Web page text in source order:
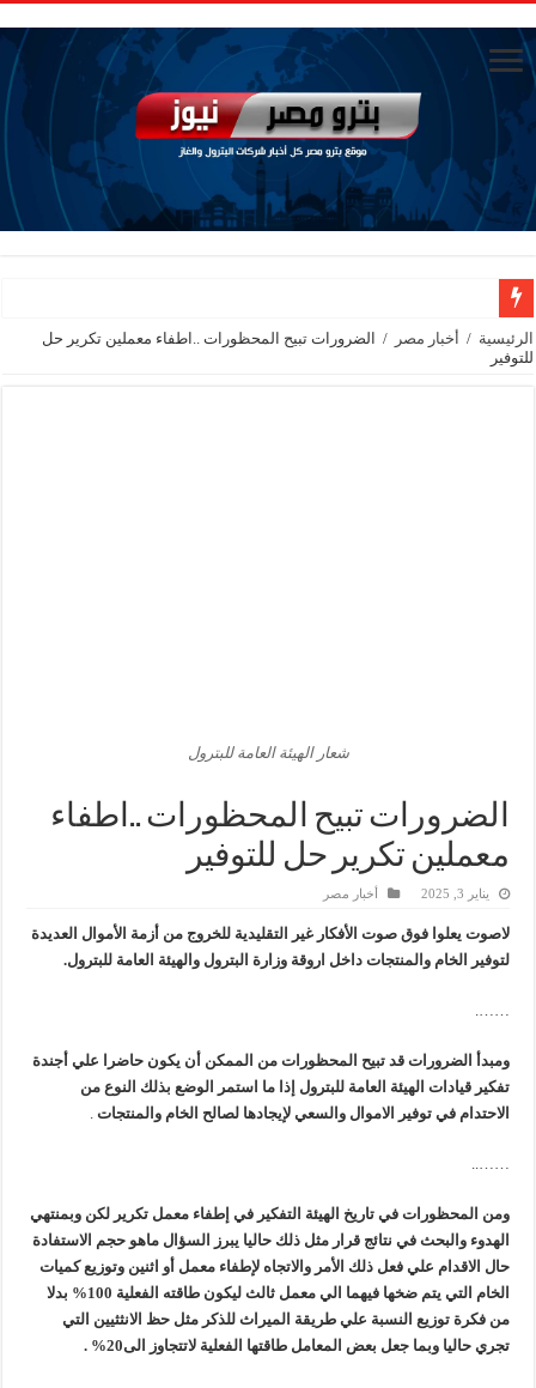
رئيسا العامة وبترومنت في زيارة لحقول ابوسنان
الرئيسية / أخبار مصر /
الضرورات تبيح المحظورات ..اطفاء معملين تكرير حل
للتوفير
شعار الهيئة العامة للبترول
الضرورات تبيح المحظورات ..اطفاء
معملين تكرير حل للتوفير
يناير 3, 2025 أخبار مصر
لاصوت يعلوا فوق صوت الأفكار غير التقليدية للخروج من أزمة الأموال العديدة
لتوفير الخام والمنتجات داخل اروقة وزارة البترول والهيئة العامة للبترول.
ومبدأ الضرورات قد تبيح المحظورات من الممكن أن يكون حاضرا علي أجندة
تفكير قيادات الهيئة العامة للبترول إذا ما استمر الوضع بذلك النوع من
الاحتدام في توفير الاموال والسعي لإيجادها لصالح الخام والمنتجات
ومن المحظورات في تاريخ الهيئة التفكير في إطفاء معمل تكرير لكن وبمنتهي
الهدوء والبحث في نتائج قرار مثل ذلك حاليا يبرز السؤال ماهو حجم الاستفادة
حال الاقدام علي فعل ذلك الأمر والاتجاه لإطفاء معمل أو اثنين وتوزيع كميات
الخام التي يتم ضخها فيهما الي معمل ثالث ليكون طاقته الفعلية 100% بدلا
من فكرة توزيع النسبة علي طريقة الميراث للذكر مثل حظ الانثثيين التي
تجري حاليا وبما جعل بعض المعامل طاقتها الفعلية لاتتجاوز الى20% .